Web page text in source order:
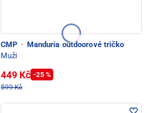
CMP ·
Manduria outdoorové tričko
Muži
449 Kč -25 %
599 Kč